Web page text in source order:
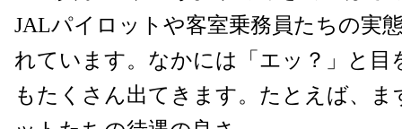
JALパイロットや客室乗務員たちの実
れています。なかには「エッ？」と目
もたくさん出てきます。たとえば、